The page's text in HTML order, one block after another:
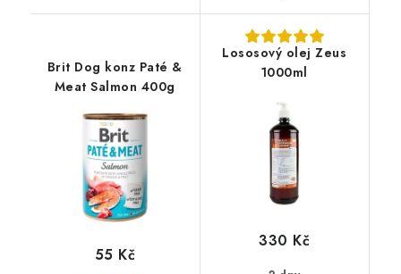
Brit Dog konz Paté &
Meat Salmon 400g
55 Kč
Lososový olej Zeus
1000ml
330 Kč